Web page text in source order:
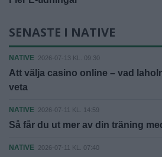
SENASTE I NATIVE
NATIVE 2026-07-13 KL. 09:30
Att välja casino online – vad
veta
NATIVE 2026-07-11 KL. 14:59
Så får du ut mer av din träning
NATIVE 2026-07-11 KL. 07:40